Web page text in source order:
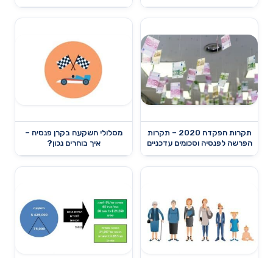
תקרות הפקדה 2020 – תקרות
הפרשה לפנסיה וסכומים עדכניים
מסלולי השקעה בקרן פנסיה –
איך בוחרים נכון?